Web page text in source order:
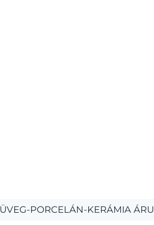
ÜVEG-PORCELÁN-KERÁMIA ÁRU